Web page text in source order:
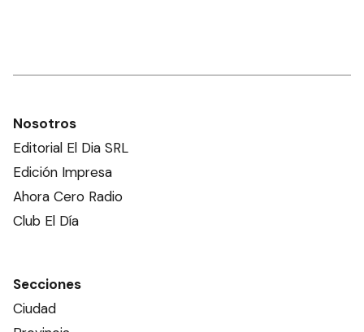
Nosotros
Editorial El Dia SRL
Edición Impresa
Ahora Cero Radio
Club El Día
Secciones
Ciudad